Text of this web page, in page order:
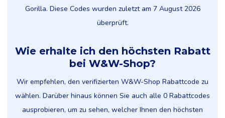
Gorilla. Diese Codes wurden zuletzt am 7 August 2026
überprüft.
Wie erhalte ich den höchsten Rabatt
bei W&W-Shop?
Wir empfehlen, den verifizierten W&W-Shop Rabattcode zu
wählen. Darüber hinaus können Sie auch alle 0 Rabattcodes
ausprobieren, um zu sehen, welcher Ihnen den höchsten